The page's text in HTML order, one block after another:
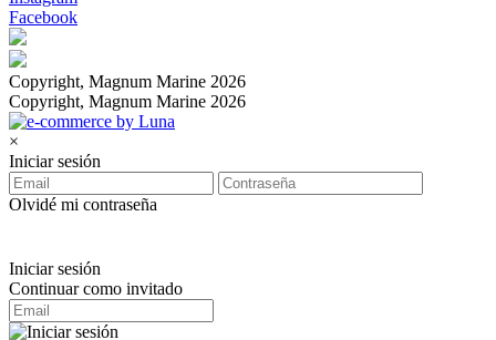
Facebook
Copyright, Magnum Marine 2026
Copyright, Magnum Marine 2026
×
Iniciar sesión
Olvidé mi contraseña
Iniciar sesión
Continuar como invitado